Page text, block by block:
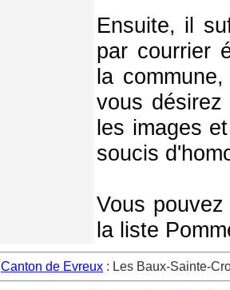
Ensuite, il
par courrier
la
vous
les images
soucis
Vous
la liste
Canton de Evreux : Les Baux-Sainte-